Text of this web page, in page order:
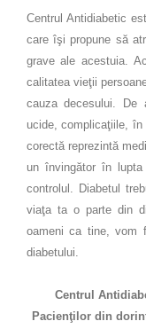
Centrul Antidiabetic
care îşi propune să
grave ale acestuia.
calitatea vieţii
cauza decesului. De
ucide, complicaţiile,
corectă reprezintă
un învingător în
controlul. Diabetul
viaţa ta o parte din
oameni ca tine, vom
diabetului.
Centrul
Pacienţilor din